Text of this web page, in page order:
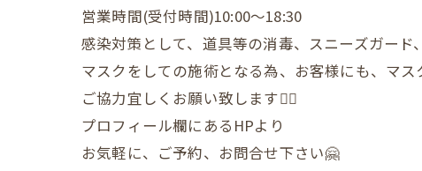
営業時間(受付時間)10:00〜18:30
感染対策として、道具等の消毒、スニーズガード、
マスクをしての施術となる為、お客様にも、マス
ご協力宜しくお願い致します🙇‍♀️
プロフィール欄にあるHPより
お気軽に、ご予約、お問合せ下さい🤗